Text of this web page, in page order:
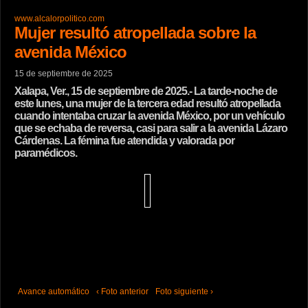
www.alcalorpolitico.com
Mujer resultó atropellada sobre la
avenida México
15 de septiembre de 2025
Xalapa, Ver., 15 de septiembre de 2025.- La tarde-noche de
este lunes, una mujer de la tercera edad resultó atropellada
cuando intentaba cruzar la avenida México, por un vehículo
que se echaba de reversa, casi para salir a la avenida Lázaro
Cárdenas. La fémina fue atendida y valorada por
paramédicos.
Avance automático ‹ Foto anterior Foto siguiente ›